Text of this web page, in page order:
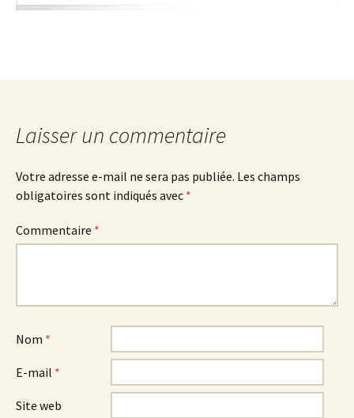
Laisser un commentaire
Votre adresse e-mail ne sera pas publiée. Les champs
obligatoires sont indiqués avec *
Commentaire *
Nom *
E-mail *
Site web